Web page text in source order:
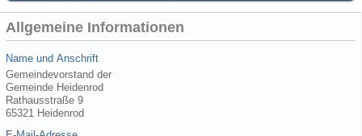
Allgemeine Informationen
Name und Anschrift
Gemeindevorstand der
Gemeinde Heidenrod
Rathausstraße 9
65321 Heidenrod